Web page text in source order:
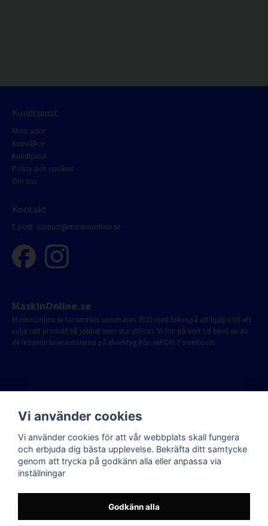
Kundtjänst
Mina sidor
Köpvillkor
Kundtjänst
Policy och cookies
Om oss
Kontakt
E-post: support@maskinonline.se
MaskinOnline.se
MaskinOnline.se lanserades sommaren 2021 med fokus på att hjälpa till att
välja rätt produkt till jobbet som ska utföras. Vi har på kort tid blivit en av
de ledande leverantörerna på elverktyg från HiKOKI Powertools.
Vi använder cookies
Vi använder cookies för att vår webbplats skall fungera
och erbjuda dig bästa upplevelse. Bekräfta ditt samtycke
genom att trycka på godkänn alla eller anpassa via
inställningar
Godkänn alla